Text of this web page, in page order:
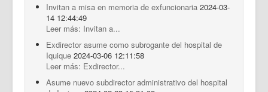
Invitan a misa en memoria de exfuncionaria 2024-03-
14 12:44:49
Leer más: Invitan a...
Exdirector asume como subrogante del hospital de
Iquique 2024-03-06 12:11:58
Leer más: Exdirector...
Asume nuevo subdirector administrativo del hospital